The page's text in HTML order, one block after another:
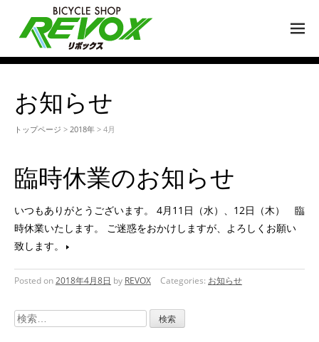
U
お知らせ
トップページ > 2018年 > 4月
臨時休業のお知らせ
いつもありがとうございます。 4月11日（水）、12日（木） 臨
時休業いたします。 ご迷惑をおかけしますが、よろしくお願い
致します。
Posted on2018年4月8日 by REVOX Categories: お知らせ
検